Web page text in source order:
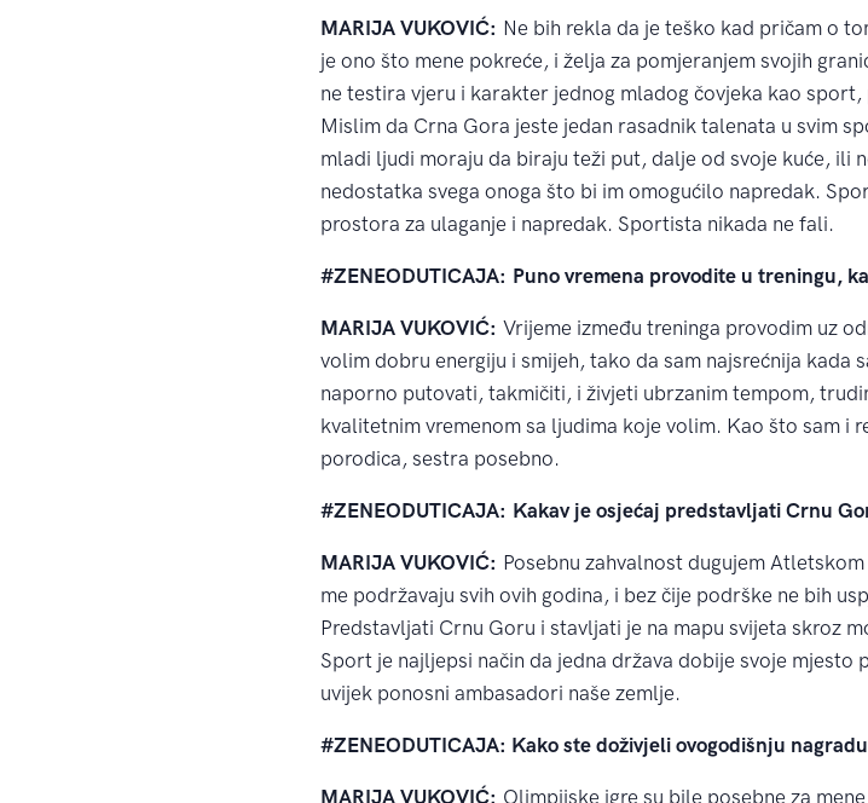
MARIJA VUKOVIĆ: Ne bih rekla da je teško kad pričam o
je ono što mene pokreće, i želja za pomjeranjem svojih
ne testira vjeru i karakter jednog mladog čovjeka kao
Mislim da Crna Gora jeste jedan rasadnik talenata u svim
mladi ljudi moraju da biraju teži put, dalje od svoje kuće, ili
nedostatka svega onoga što bi im omogućilo napredak.
prostora za ulaganje i napredak. Sportista nikada ne fali.
#ZENEODUTICAJA: Puno vremena provodite u treningu,
MARIJA VUKOVIĆ: Vrijeme između treninga provodim uz
volim dobru energiju i smijeh, tako da sam najsrećnija kada
naporno putovati, takmičiti, i živjeti ubrzanim tempom,
kvalitetnim vremenom sa ljudima koje volim. Kao što sam i
porodica, sestra posebno.
#ZENEODUTICAJA: Kakav je osjećaj predstavljati Crnu
MARIJA VUKOVIĆ: Posebnu zahvalnost dugujem
me podržavaju svih ovih godina, i bez čije podrške ne bih
Predstavljati Crnu Goru i stavljati je na mapu svijeta skroz
Sport je najljepsi način da jedna država dobije svoje mjesto
uvijek ponosni ambasadori naše zemlje.
#ZENEODUTICAJA: Kako ste doživjeli ovogodišnju
MARIJA VUKOVIĆ: Olimpijske igre su bile posebne za